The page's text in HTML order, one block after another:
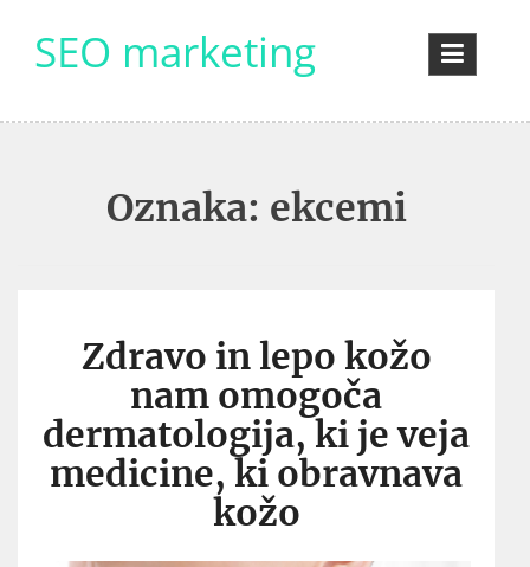
contentSEO marketing
Oznaka: ekcemi
Zdravo in lepo kožo
nam omogoča
dermatologija, ki je veja
medicine, ki obravnava
kožo